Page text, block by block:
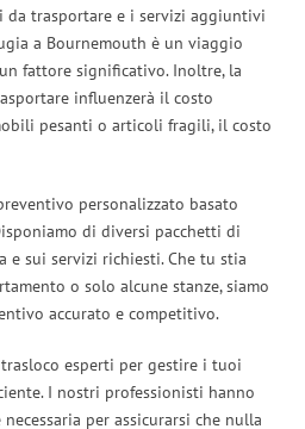
da trasportare e i servizi aggiuntivi
a Bournemouth è un viaggio
fattore significativo. Inoltre, la
influenzerà il costo
pesanti o articoli fragili, il costo
personalizzato basato
di diversi pacchetti di
e sui servizi richiesti. Che tu stia
o solo alcune stanze, siamo
accurato e competitivo.
esperti per gestire i tuoi
I nostri professionisti hanno
necessaria per assicurarsi che nulla